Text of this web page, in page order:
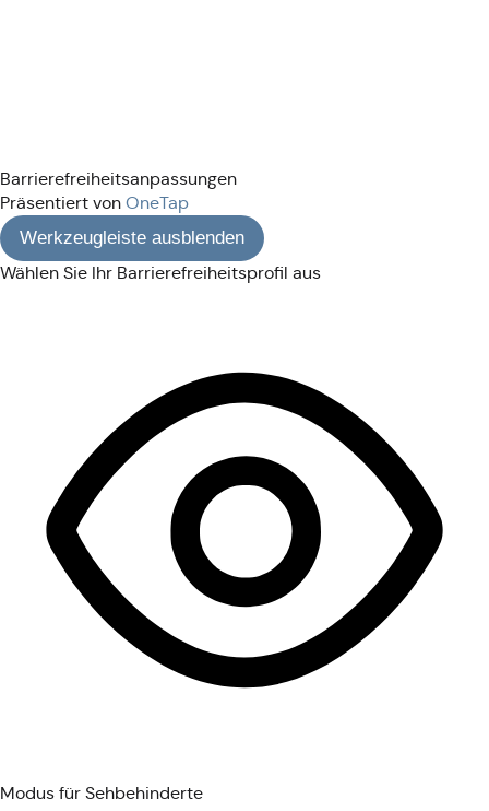
Barrierefreiheitsanpassungen
Präsentiert von OneTap
Werkzeugleiste ausblenden
Wählen Sie Ihr Barrierefreiheitsprofil aus
Modus für Sehbehinderte